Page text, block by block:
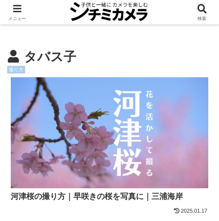
知る レタッチ
タバス子
撮り方
河津桜の撮り方｜早咲きの桜を写真に｜三浦海岸
2025.01.17
メニュー 検索